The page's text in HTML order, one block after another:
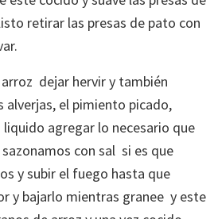
retirar las presas de pato con
dejar hervir y también
alverjas, el pimiento picado,
agregar lo necesario que
con sal si es que
y subir el fuego hasta que
y bajarlo mientras granee y este